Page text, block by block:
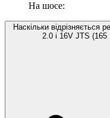
На шосе:
Наскільки відрізняється
2.0 i 16V JTS (165